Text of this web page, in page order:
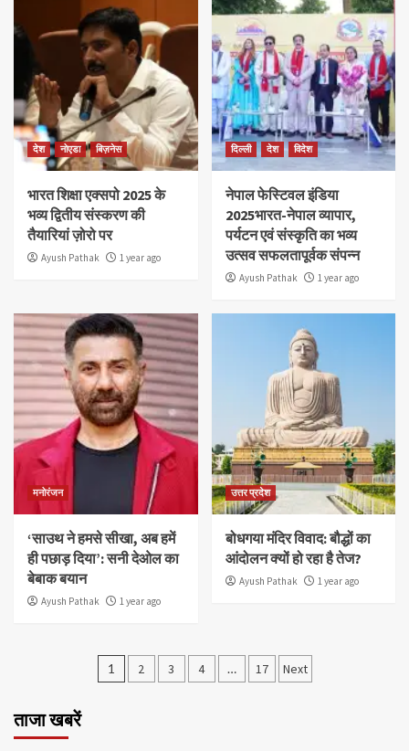
देश नोएडा बिज़नेस
भारत शिक्षा एक्सपो 2025 के
भव्य द्वितीय संस्करण की
तैयारियां ज़ोरो पर
Ayush Pathak 1 year ago
दिल्ली देश विदेश
नेपाल फेस्टिवल इंडिया
2025भारत-नेपाल व्यापार,
पर्यटन एवं संस्कृति का भव्य
उत्सव सफलतापूर्वक संपन्न
Ayush Pathak 1 year ago
मनोरंजन
‘साउथ ने हमसे सीखा, अब हमें
ही पछाड़ दिया’: सनी देओल का
बेबाक बयान
Ayush Pathak 1 year ago
उत्तर प्रदेश
बोधगया मंदिर विवाद: बौद्धों का
आंदोलन क्यों हो रहा है तेज?
Ayush Pathak 1 year ago
1 2 3 4 … 17 Next
ताजा खबरें